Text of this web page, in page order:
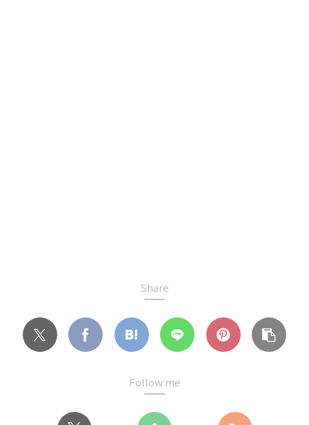
Share
Follow me